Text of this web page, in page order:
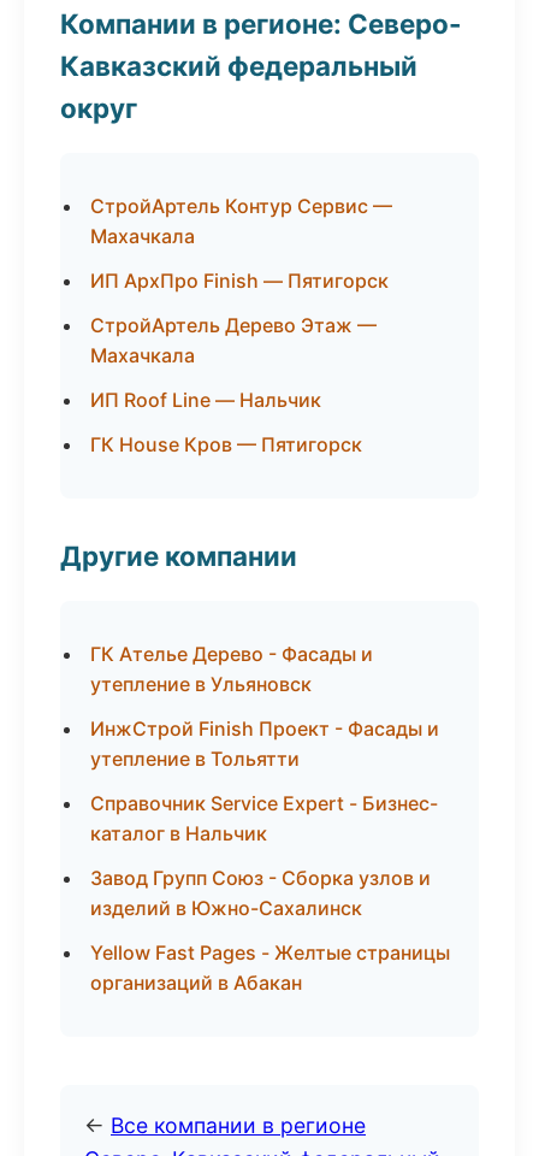
Компании в регионе: Северо-
Кавказский федеральный
округ
СтройАртель Контур Сервис —
Махачкала
ИП АрхПро Finish — Пятигорск
СтройАртель Дерево Этаж —
Махачкала
ИП Roof Line — Нальчик
ГК House Кров — Пятигорск
Другие компании
ГК Ателье Дерево - Фасады и
утепление в Ульяновск
ИнжСтрой Finish Проект - Фасады и
утепление в Тольятти
Справочник Service Expert - Бизнес-
каталог в Нальчик
Завод Групп Союз - Сборка узлов и
изделий в Южно-Сахалинск
Yellow Fast Pages - Желтые страницы
организаций в Абакан
← Все компании в регионе